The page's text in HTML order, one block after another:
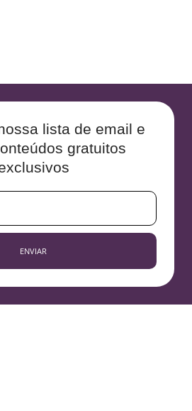
lista de email e
gratuitos
ENVIAR